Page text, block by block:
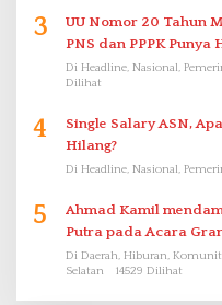
3
UU Nomor 20 Tahun
PNS dan PPPK Punya
Di Headline, Nasional,
Dilihat
4
Single Salary ASN,
Hilang?
Di Headline, Nasional,
5
Ahmad Kamil mendampingi Langsung Dike Mandala
Putra pada Acara
Proklamasi Mirip
Di Daerah, Hiburan,
Selatan
14529 Dilihat